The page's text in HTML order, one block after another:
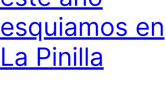
esquiamos en
La Pinilla